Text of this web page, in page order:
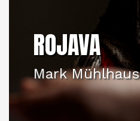
ROJAVA
Mark Mühlhaus